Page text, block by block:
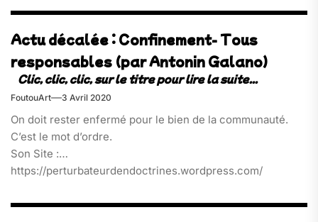
Actu décalée : Confinement- Tous
responsables (par Antonin Galano)
FoutouArt 3 Avril 2020
On doit rester enfermé pour le bien de la communauté.
C’est le mot d’ordre.
Son Site :
https://perturbateurdendoctrines.wordpress.com/